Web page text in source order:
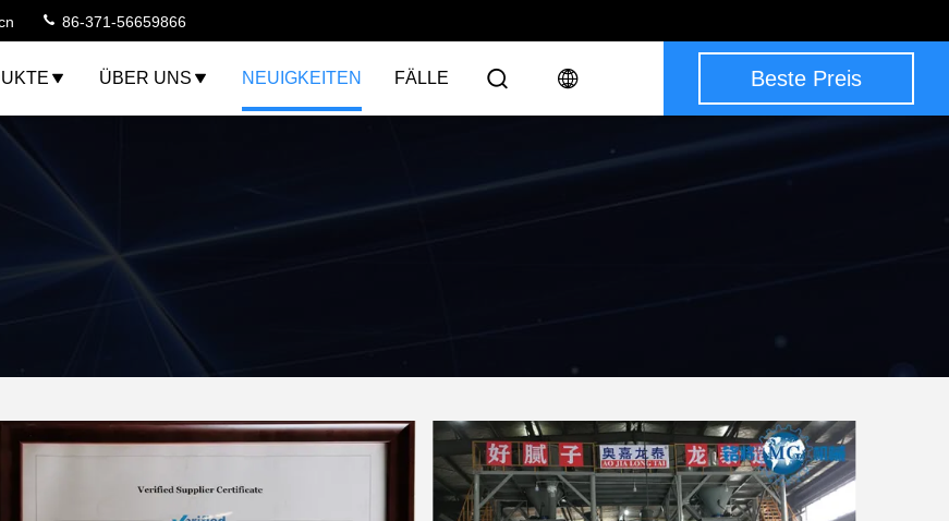
86-371-56659866
ÜBER UNS NEUIGKEITEN FÄLLE Beste Preis